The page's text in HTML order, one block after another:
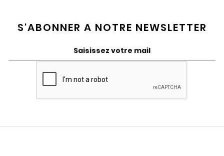
S'ABONNER A NOTRE NEWSLETTER